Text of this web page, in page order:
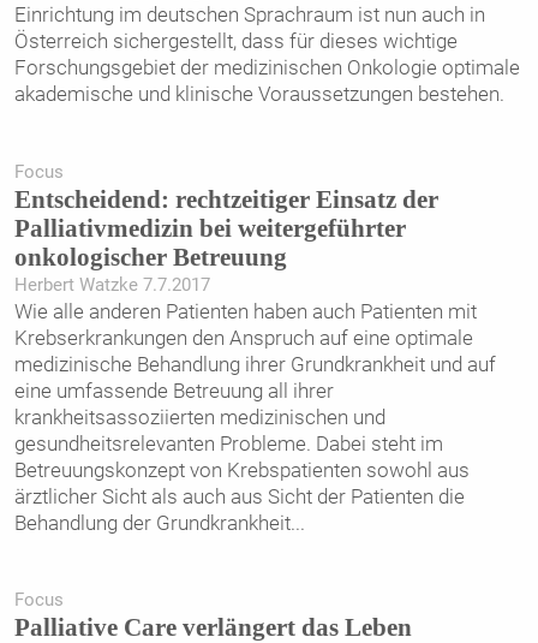
Einrichtung im deutschen Sprachraum ist nun auch in
Österreich sichergestellt, dass für dieses wichtige
Forschungsgebiet der medizinischen Onkologie optimale
akademische und klinische Voraussetzungen bestehen.
Focus
Entscheidend: rechtzeitiger Einsatz der
Palliativmedizin bei weitergeführter
onkologischer Betreuung
Herbert Watzke 7.7.2017
Wie alle anderen Patienten haben auch Patienten mit
Krebserkrankungen den Anspruch auf eine optimale
medizinische Behandlung ihrer Grundkrankheit und auf
eine umfassende Betreuung all ihrer
krankheitsassoziierten medizinischen und
gesundheitsrelevanten Probleme. Dabei steht im
Betreuungskonzept von Krebspatienten sowohl aus
ärztlicher Sicht als auch aus Sicht der Patienten die
Behandlung der Grundkrankheit...
Focus
Palliative Care verlängert das Leben